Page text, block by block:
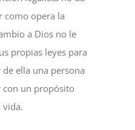
como opera la
a Dios no le
propias leyes para
ella una persona
con un propósito
vida.